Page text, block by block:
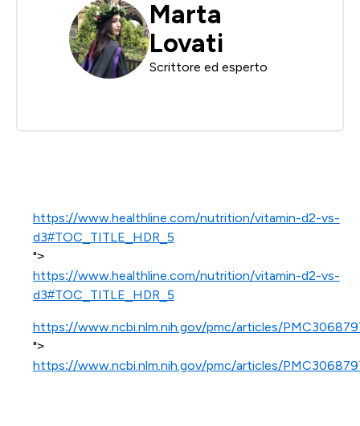
Marta
Lovati
Scrittore ed esperto
https://www.healthline.com/nutrition/vitamin-d2-vs-
d3#TOC_TITLE_HDR_5
">
https://www.healthline.com/nutrition/vitamin-d2-vs-
d3#TOC_TITLE_HDR_5
https://www.ncbi.nlm.nih.gov/pmc/articles/
">
https://www.ncbi.nlm.nih.gov/pmc/articles/